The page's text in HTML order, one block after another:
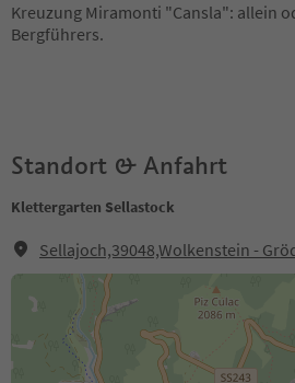
Kreuzung Miramonti "Cansla": allein
Bergführers.
Standort & Anfahrt
Klettergarten Sellastock
Sellajoch,39048,Wolkenstein -